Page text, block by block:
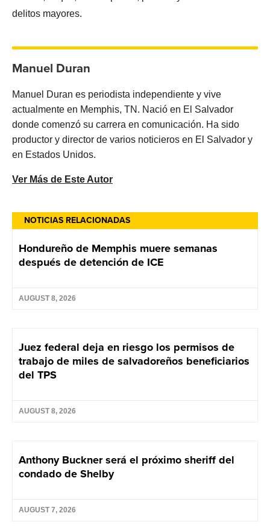
NOTICIAS RELACIONADAS
Hondureño de Memphis muere semanas
después de detención de ICE
AUGUST 8, 2026
Juez federal deja en riesgo los permisos de
trabajo de miles de salvadoreños beneficiarios
del TPS
AUGUST 8, 2026
Anthony Buckner será el próximo sheriff del
condado de Shelby
AUGUST 7, 2026
delitos mayores.
Manuel Duran
Manuel Duran es periodista independiente y vive
actualmente en Memphis, TN. Nació en El Salvador
donde comenzó su carrera en comunicación. Ha sido
productor y director de varios noticieros en El Salvador y
en Estados Unidos.
Ver Más de Este Autor